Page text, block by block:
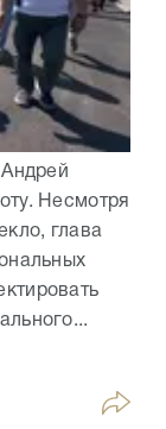
Несмотря
глава